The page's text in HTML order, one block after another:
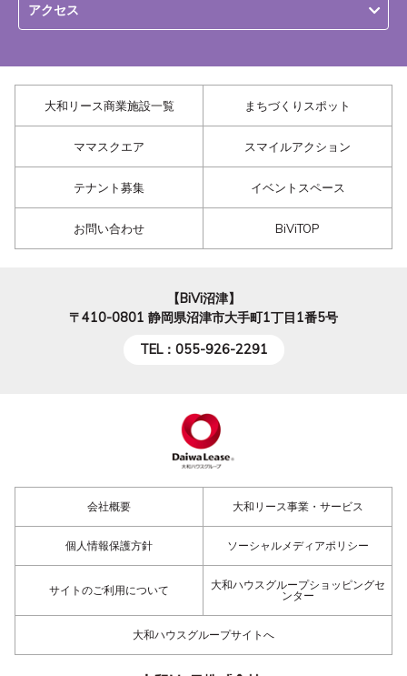
アクセス
大和リース商業施設一覧 まちづくりスポット
ママスクエア スマイルアクション
テナント募集 イベントスペース
お問い合わせ BiViTOP
【BiVi沼津】
〒410-0801 静岡県沼津市大手町1丁目1番5号
TEL：055-926-2291
会社概要 大和リース事業・サービス
個人情報保護方針 ソーシャルメディアポリシー
サイトのご利用について
大和ハウスグループショッピングセ
ンター
大和ハウスグループサイトへ